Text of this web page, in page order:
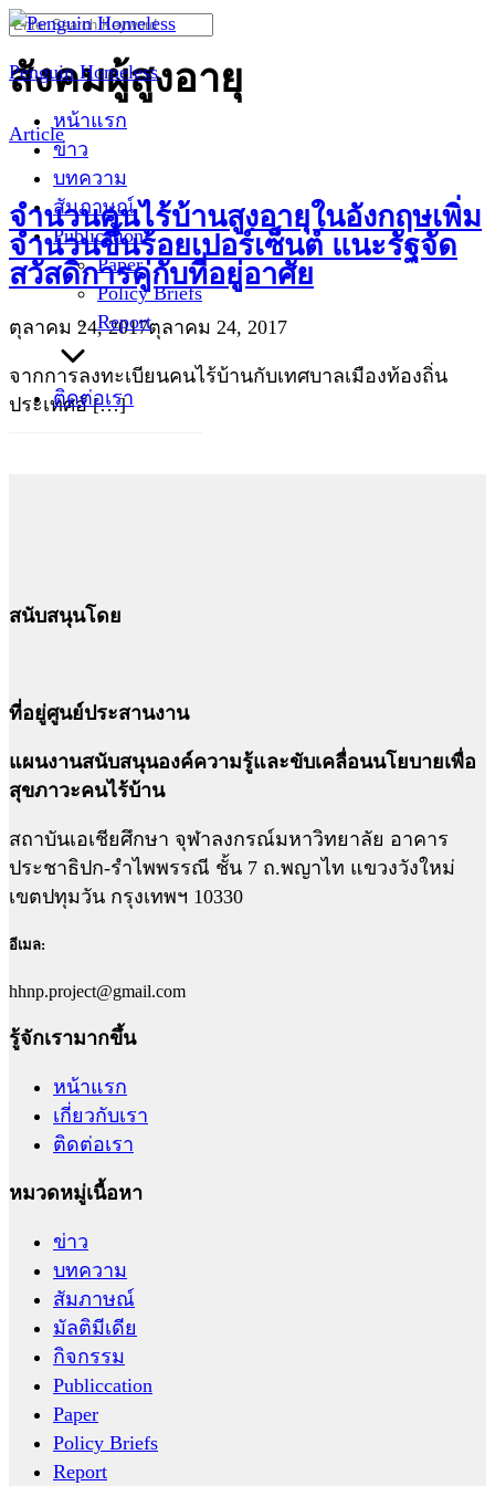
Skip
content
Penguin Homeless
หน้าแรก
ข่าว
บทความ
สัมภาษณ์
Publication
Paper
Policy Briefs
Report
ติดต่อเรา
Search
สังคมผู้สูงอายุ
Article
จำนวนคนไร้บ้านสูงอายุในอังกฤษเพิ่ม
จำนวนขึ้นร้อยเปอร์เซ็นต์ แนะรัฐจัด
สวัสดิการคู่กับที่อยู่อาศัย
ตุลาคม 24, 2017ตุลาคม 24, 2017
จากการลงทะเบียนคนไร้บ้านกับเทศบาลเมืองท้องถิ่น
ประเทศอั […]
สนับสนุนโดย
ที่อยู่ศูนย์ประสานงาน
แผนงานสนับสนุนองค์ความรู้และขับเคลื่อนนโยบายเพื่อ
สุขภาวะคนไร้บ้าน
สถาบันเอเชียศึกษา จุฬาลงกรณ์มหาวิทยาลัย อาคาร
ประชาธิปก-รำไพพรรณี ชั้น 7 ถ.พญาไท แขวงวังใหม่
เขตปทุมวัน กรุงเทพฯ 10330
อีเมล:
hhnp.project@gmail.com
รู้จักเรามากขึ้น
หน้าแรก
เกี่ยวกับเรา
ติดต่อเรา
หมวดหมู่เนื้อหา
ข่าว
บทความ
สัมภาษณ์
มัลติมีเดีย
กิจกรรม
Publiccation
Paper
Policy Briefs
Report